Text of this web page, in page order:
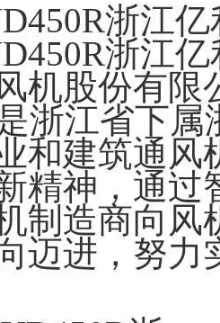
浙江
浙江
机股份有限
浙江省下
和建筑通
精神，通过
制造商向
迈进，努力